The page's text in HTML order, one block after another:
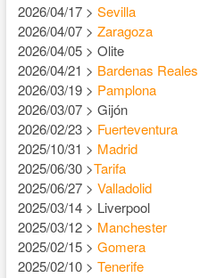
2026/04/17 > Sevilla
2026/04/07 > Zaragoza
2026/04/05 > Olite
2026/04/21 > Bardenas Reales
2026/03/19 > Pamplona
2026/03/07 > Gijón
2026/02/23 > Fuerteventura
2025/10/31 > Madrid
2025/06/30 >Tarifa
2025/06/27 > Valladolid
2025/03/14 > Liverpool
2025/03/12 > Manchester
2025/02/15 > Gomera
2025/02/10 > Tenerife